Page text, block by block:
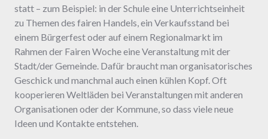
statt – zum Beispiel: in der Schule eine Unterrichtseinheit
zu Themen des fairen Handels, ein Verkaufsstand bei
einem Bürgerfest oder auf einem Regionalmarkt im
Rahmen der Fairen Woche eine Veranstaltung mit der
Stadt/der Gemeinde. Dafür braucht man organisatorisches
Geschick und manchmal auch einen kühlen Kopf. Oft
kooperieren Weltläden bei Veranstaltungen mit anderen
Organisationen oder der Kommune, so dass viele neue
Ideen und Kontakte entstehen.